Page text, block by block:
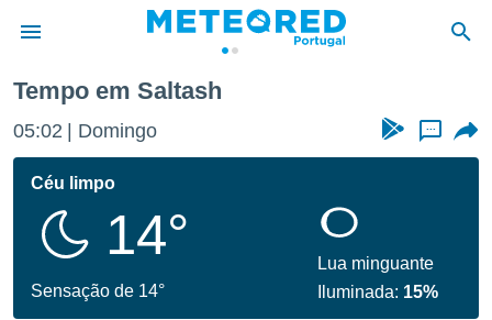
da
foi
fornecidas
a este
Tempo em Saltash
05:02 Domingo ...
Céu limpo
14°
Sensação de 14°
Lua minguante
Iluminada: 15%